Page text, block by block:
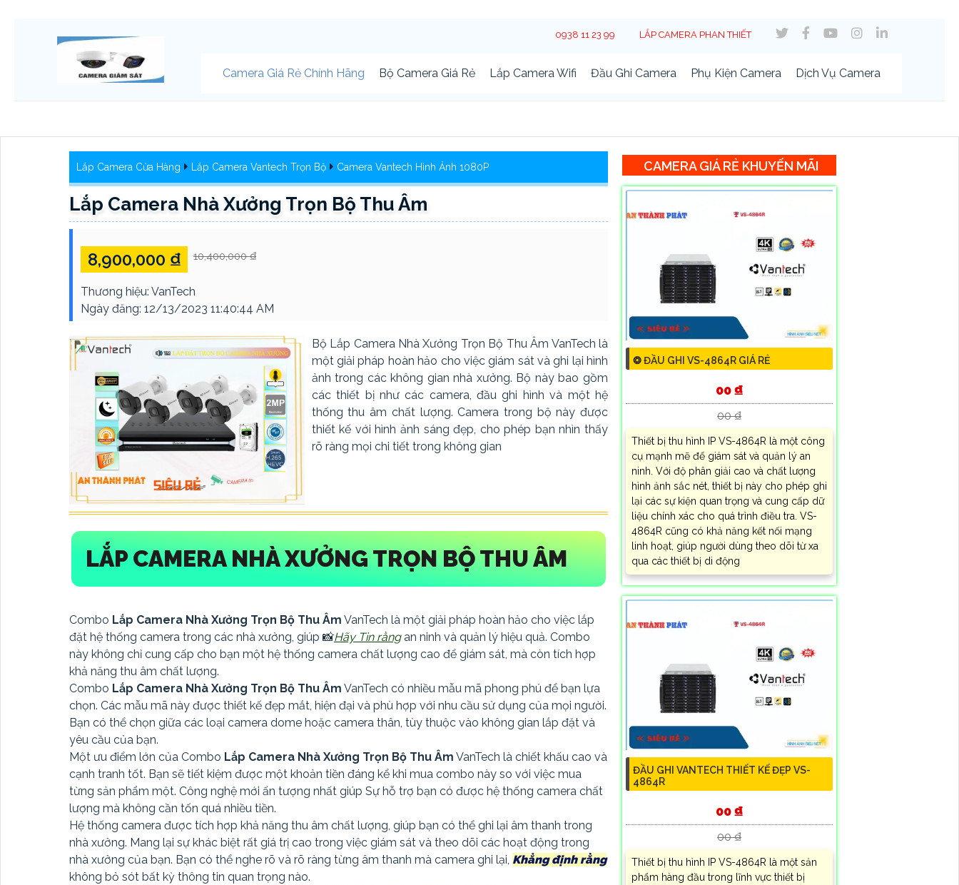
0938 11 23 99 LẮP CAMERA PHAN THIẾT
Camera Giá Rẻ Chính Hãng Bộ Camera Giá Rẻ Lắp Camera Wifi Đầu Ghi Camera Phụ Kiện Camera Dịch Vụ Camera
Lắp Camera Cửa Hàng Lắp Camera Vantech Trọn Bộ Camera Vantech Hình Ảnh 1080P
Lắp Camera Nhà Xưởng Trọn Bộ Thu Âm
8,900,000 ₫ 10,400,000 ₫
Thương hiệu: VanTech
Ngày đăng: 12/13/2023 11:40:44 AM
Bộ Lắp Camera Nhà Xưởng Trọn Bộ Thu Âm VanTech là
một giải pháp hoàn hảo cho việc giám sát và ghi lại hình
ảnh trong các không gian nhà xưởng. Bộ này bao gồm
các thiết bị như các camera, đầu ghi hình và một hệ
thống thu âm chất lượng. Camera trong bộ này được
thiết kế với hình ảnh sáng đẹp, cho phép bạn nhìn thấy
rõ ràng mọi chi tiết trong không gian
LẮP CAMERA NHÀ XƯỞNG TRỌN BỘ THU ÂM
Combo Lắp Camera Nhà Xưởng Trọn Bộ Thu Âm VanTech là một giải pháp hoàn hảo cho việc lắp
đặt hệ thống camera trong các nhà xưởng, giúp 📸Hãy Tin rằngan ninh và quản lý hiệu quả. Combo
này không chỉ cung cấp cho bạn một hệ thống camera chất lượng cao để giám sát, mà còn tích hợp
khả năng thu âm chất lượng.
Combo Lắp Camera Nhà Xưởng Trọn Bộ Thu Âm VanTech có nhiều mẫu mã phong phú để bạn lựa
chọn. Các mẫu mã này được thiết kế đẹp mắt, hiện đại và phù hợp với nhu cầu sử dụng của mọi người.
Bạn có thể chọn giữa các loại camera dome hoặc camera thân, tùy thuộc vào không gian lắp đặt và
yêu cầu của bạn.
Một ưu điểm lớn của Combo Lắp Camera Nhà Xưởng Trọn Bộ Thu Âm VanTech là chiết khấu cao và
cạnh tranh tốt. Bạn sẽ tiết kiệm được một khoản tiền đáng kể khi mua combo này so với việc mua
từng sản phẩm một. Công nghệ mới ấn tượng nhất giúp Sự hỗ trợ bạn có được hệ thống camera chất
lượng mà không cần tốn quá nhiều tiền.
Hệ thống camera được tích hợp khả năng thu âm chất lượng, giúp bạn có thể ghi lại âm thanh trong
nhà xưởng. Mang lại sự khác biệt rất giá trị cao trong việc giám sát và theo dõi các hoạt động trong
nhà xưởng của bạn. Bạn có thể nghe rõ và rõ ràng từng âm thanh mà camera ghi lại, Khẳng định rằng
không bỏ sót bất kỳ thông tin quan trọng nào.
CAMERA GIÁ RẺ KHUYẾN MÃI
❂ ĐẦU GHI VS-4864R GIÁ RẺ
00 ₫
00 ₫
Thiết bị thu hình IP VS-4864R là một công
cụ mạnh mẽ để giám sát và quản lý an
ninh. Với độ phân giải cao và chất lượng
hình ảnh sắc nét, thiết bị này cho phép ghi
lại các sự kiện quan trọng và cung cấp dữ
liệu chính xác cho quá trình điều tra. VS-
4864R cũng có khả năng kết nối mạng
linh hoạt, giúp người dùng theo dõi từ xa
qua các thiết bị di động
ĐẦU GHI VANTECH THIẾT KẾ ĐẸP VS-
4864R
00 ₫
00 ₫
Thiết bị thu hình IP VS-4864R là một sản
phẩm hàng đầu trong lĩnh vực thiết bị